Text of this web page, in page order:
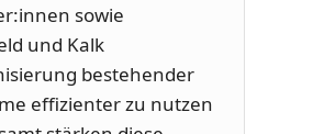
sowie
und Kalk
bestehender
effizienter zu nutzen